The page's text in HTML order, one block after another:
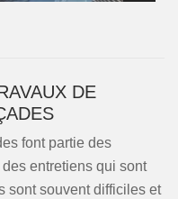
DE
font partie des
entretiens qui sont
sont souvent difficiles et